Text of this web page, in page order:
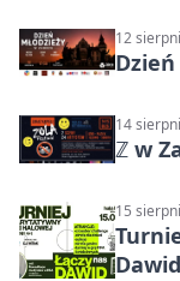
12
14
ℤ w
15